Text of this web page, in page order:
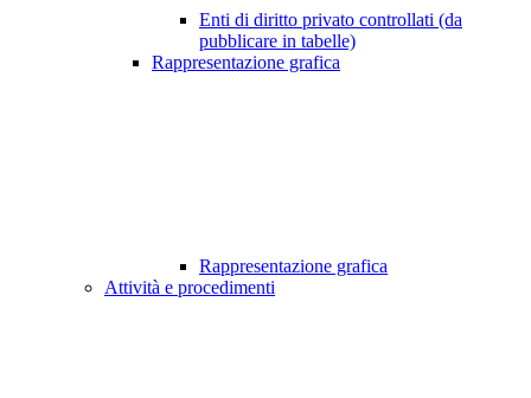
Enti di diritto privato controllati (da
pubblicare in tabelle)
Rappresentazione grafica
Rappresentazione grafica
Attività e procedimenti